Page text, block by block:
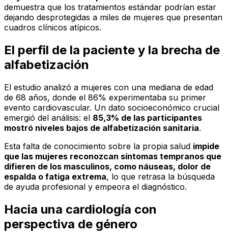
demuestra que los tratamientos estándar podrían estar
dejando desprotegidas a miles de mujeres que presentan
cuadros clínicos atípicos.
El perfil de la paciente y la brecha de
alfabetización
El estudio analizó a mujeres con una mediana de edad
de 68 años, donde el 86% experimentaba su primer
evento cardiovascular. Un dato socioeconómico crucial
emergió del análisis: el 85,3% de las participantes
mostró niveles bajos de alfabetización sanitaria.
Esta falta de conocimiento sobre la propia salud impide
que las mujeres reconozcan síntomas tempranos que
difieren de los masculinos, como náuseas, dolor de
espalda o fatiga extrema, lo que retrasa la búsqueda
de ayuda profesional y empeora el diagnóstico.
Hacia una cardiología con
perspectiva de género